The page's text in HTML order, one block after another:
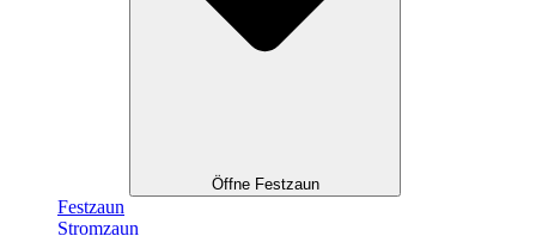
Öffne Festzaun
Festzaun
Stromzaun